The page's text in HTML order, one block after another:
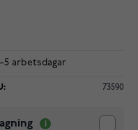
arbetsdagar
73590